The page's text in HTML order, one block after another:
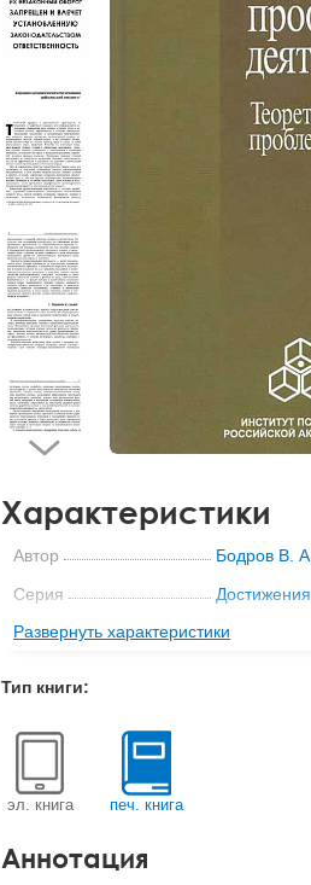
Характеристики
Автор
Бодров В. А.
Серия
Издательство
ИП РАН
Тип обложки
Кол-во стр
ISBN
Развернуть характеристики
Тип книги:
эл. книга печ. книга
Аннотация